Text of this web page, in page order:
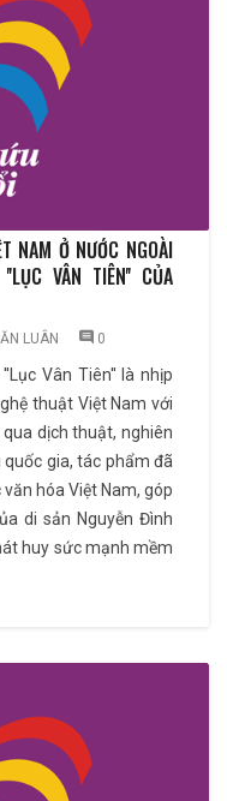
NAM Ở NƯỚC NGOÀI
VÂN TIÊN'' CỦA
LUÂN 0
Vân Tiên'' là nhịp
thuật Việt Nam với
dịch thuật, nghiên
gia, tác phẩm đã
hóa Việt Nam, góp
di sản Nguyễn Đình
huy sức mạnh mềm